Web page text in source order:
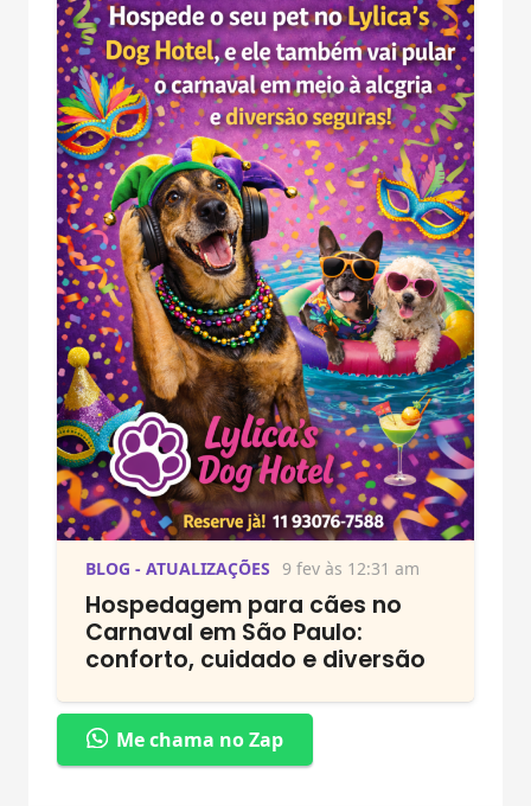
BLOG - ATUALIZAÇÕES 9 fev às 12:31 am
Hospedagem para cães no
Carnaval em São Paulo:
conforto, cuidado e diversão
Me chama no Zap